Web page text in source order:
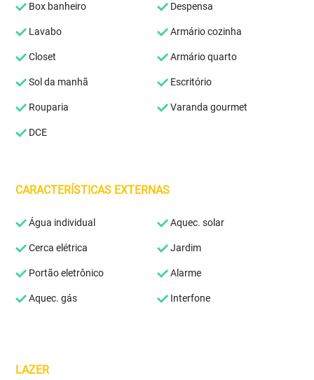
Box banheiro Despensa
Lavabo Armário cozinha
Closet Armário quarto
Sol da manhã Escritório
Rouparia Varanda gourmet
DCE
CARACTERÍSTICAS EXTERNAS
Água individual Aquec. solar
Cerca elétrica Jardim
Portão eletrônico Alarme
Aquec. gás Interfone
LAZER